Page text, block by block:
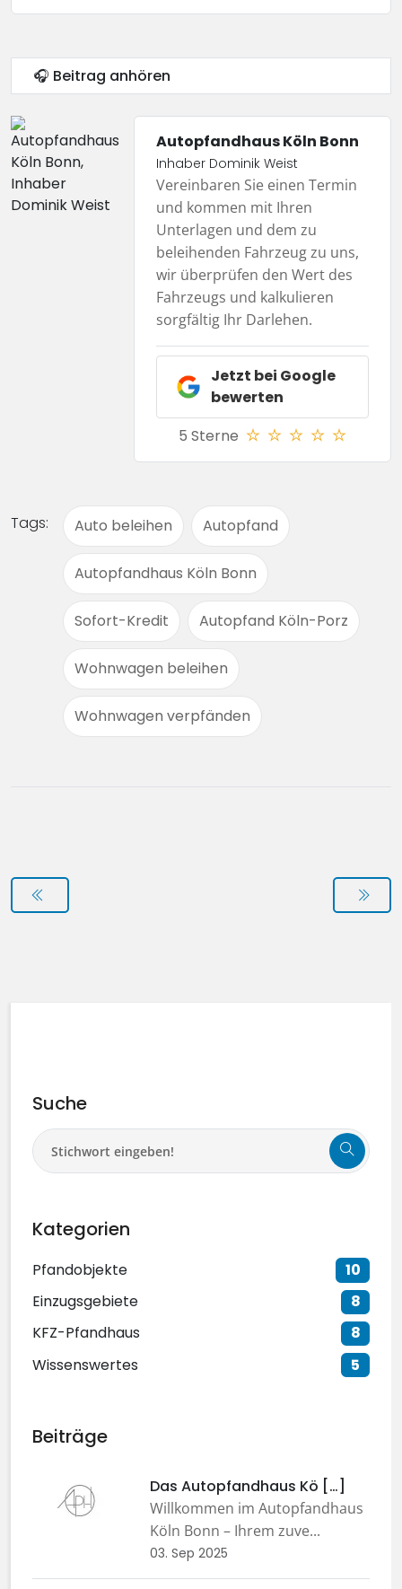
🎧 Beitrag anhören
Autopfandhaus Köln Bonn
Inhaber Dominik Weist
Vereinbaren Sie einen Termin
und kommen mit Ihren
Unterlagen und dem zu
beleihenden Fahrzeug zu uns,
wir überprüfen den Wert des
Fahrzeugs und kalkulieren
sorgfältig Ihr Darlehen.
Jetzt bei Google
bewerten
5 Sterne
Tags: Auto beleihen Autopfand
Autopfandhaus Köln Bonn
Sofort-Kredit Autopfand Köln-Porz
Wohnwagen beleihen
Wohnwagen verpfänden
Suche
Kategorien
Pfandobjekte
10
Einzugsgebiete
8
KFZ-Pfandhaus
8
Wissenswertes
5
Beiträge
Das Autopfandhaus Kö […]
Willkommen im Autopfandhaus
Köln Bonn – Ihrem zuve...
03. Sep 2025